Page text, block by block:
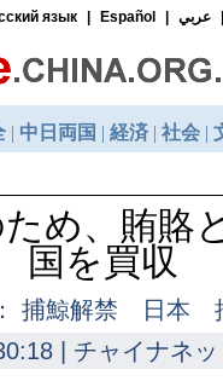
め、賄賂
国を買収
捕鯨解禁 日本
| チャイナネ